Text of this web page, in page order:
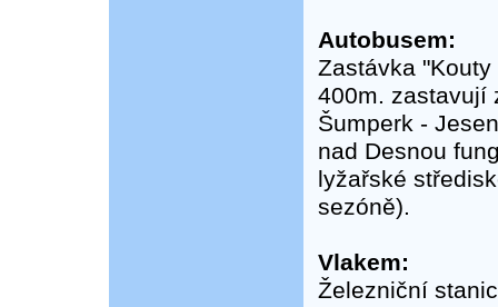
Autobusem:
Zastávka
400m. zastavují
Šumperk -
nad Desnou
lyžařské
sezóně).
Vlakem:
Železniční